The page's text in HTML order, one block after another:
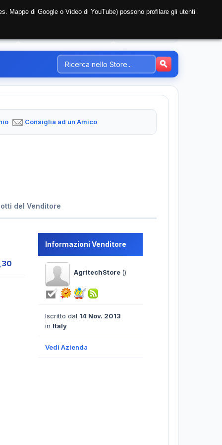
Consiglia ad un Amico
del Venditore
Informazioni Venditore
AgritechStore ()
Iscritto dal 14 Nov. 2013
in Italy
Vedi Azienda
Mappe di Google o Video di YouTube) possono profilare gli utenti